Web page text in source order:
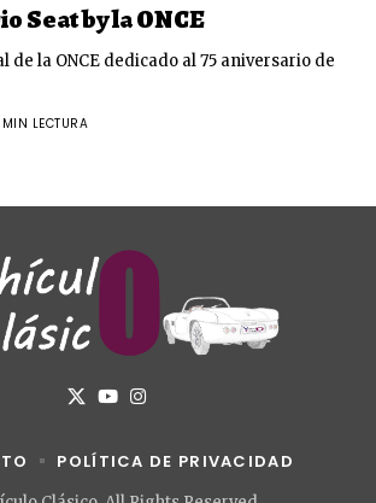
Seat by la ONCE
de la ONCE dedicado al 75 aniversario de
LECTURA
POLÍTICA DE PRIVACIDAD